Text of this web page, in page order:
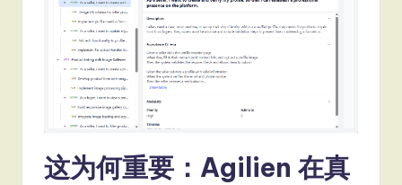
这为何重要：Agilien 在真